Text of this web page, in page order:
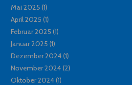
Mai 2025 (1)
April 2025 (1)
Februar 2025 (1)
Januar 2025 (1)
Dezember 2024(1)
November 2024(2)
Oktober 2024(1)